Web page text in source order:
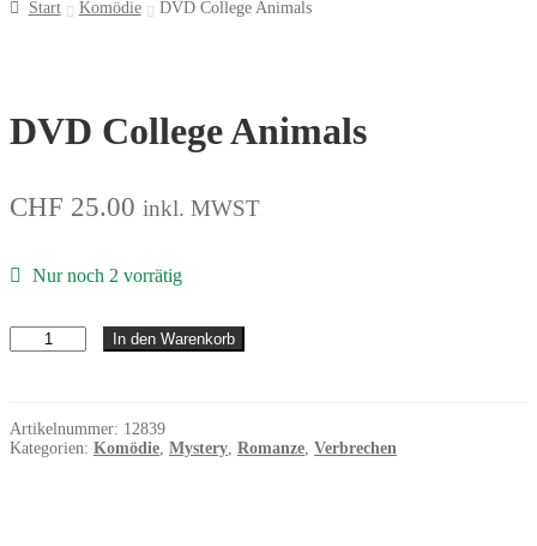
Start Komödie DVD College Animals
DVD College Animals
CHF 25.00 inkl. MWST
Nur noch 2 vorrätig
College
Animals
In den Warenkorb
Artikelnummer: 12839
Kategorien: Komödie Mystery Romanze Verbrechen